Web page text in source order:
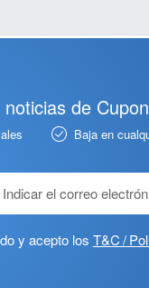
de
Baja en
y acepto los T&C /